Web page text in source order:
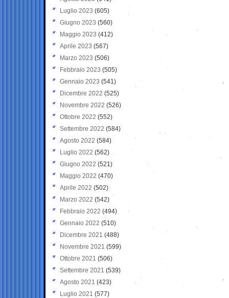
Luglio 2023 (605)
Giugno 2023 (560)
Maggio 2023 (412)
Aprile 2023 (567)
Marzo 2023 (506)
Febbraio 2023 (505)
Gennaio 2023 (541)
Dicembre 2022 (525)
Novembre 2022 (526)
Ottobre 2022 (552)
Settembre 2022 (584)
Agosto 2022 (584)
Luglio 2022 (562)
Giugno 2022 (521)
Maggio 2022 (470)
Aprile 2022 (502)
Marzo 2022 (542)
Febbraio 2022 (494)
Gennaio 2022 (510)
Dicembre 2021 (488)
Novembre 2021 (599)
Ottobre 2021 (506)
Settembre 2021 (539)
Agosto 2021 (423)
Luglio 2021 (577)